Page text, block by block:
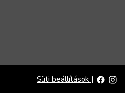
Süti beállítások |